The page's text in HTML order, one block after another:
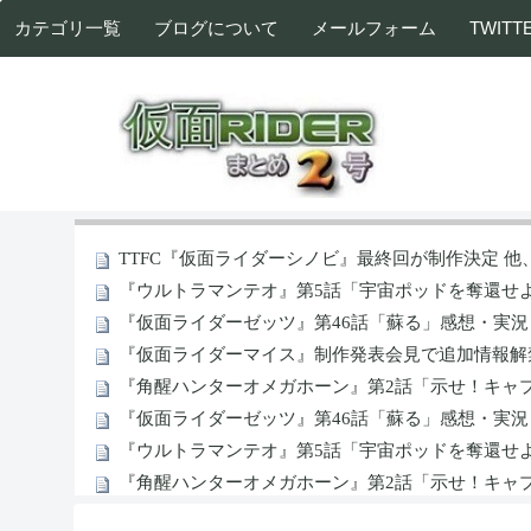
カテゴリ一覧 ブログについて メールフォーム